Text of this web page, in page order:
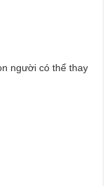
người có thể thay